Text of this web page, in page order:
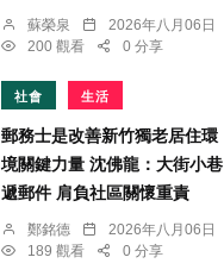
蘇榮泉
2026年八月06日
200 觀看
0 分享
社會 生活
郵務士是改善新竹獨老居住環
境關鍵力量 沈佛龍：大街小巷
遞郵件 肩負社區關懷重責
鄭銘德
2026年八月06日
189 觀看
0 分享